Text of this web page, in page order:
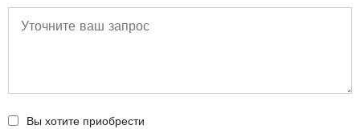
Вы хотите приобрести